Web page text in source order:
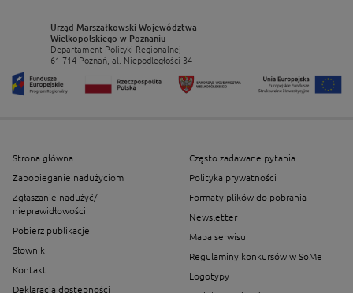
Urząd Marszałkowski Województwa
Wielkopolskiego w Poznaniu
Departament Polityki Regionalnej
61-714 Poznań, al. Niepodległości 34
Strona główna
Zapobieganie nadużyciom
Zgłaszanie nadużyć/
nieprawidłowości
Pobierz publikacje
Słownik
Kontakt
Deklaracja dostępności
Często zadawane pytania
Polityka prywatności
Formaty plików do pobrania
Newsletter
Mapa serwisu
Regulaminy konkursów w SoMe
Logotypy